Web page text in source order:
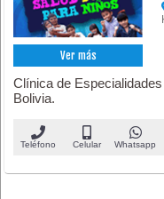
Ver más
Clínica de
Bolivia.
Teléfono Celular Whatsapp